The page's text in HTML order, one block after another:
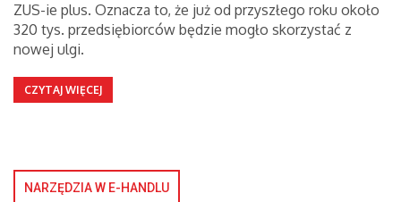
ZUS-ie plus. Oznacza to, że już od przyszłego roku około
320 tys. przedsiębiorców będzie mogło skorzystać z
nowej ulgi.
CZYTAJ WIĘCEJ
NARZĘDZIA W E-HANDLU